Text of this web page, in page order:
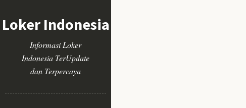
Loker Indonesia
Informasi Loker
Indonesia TerUpdate
dan Terpercaya